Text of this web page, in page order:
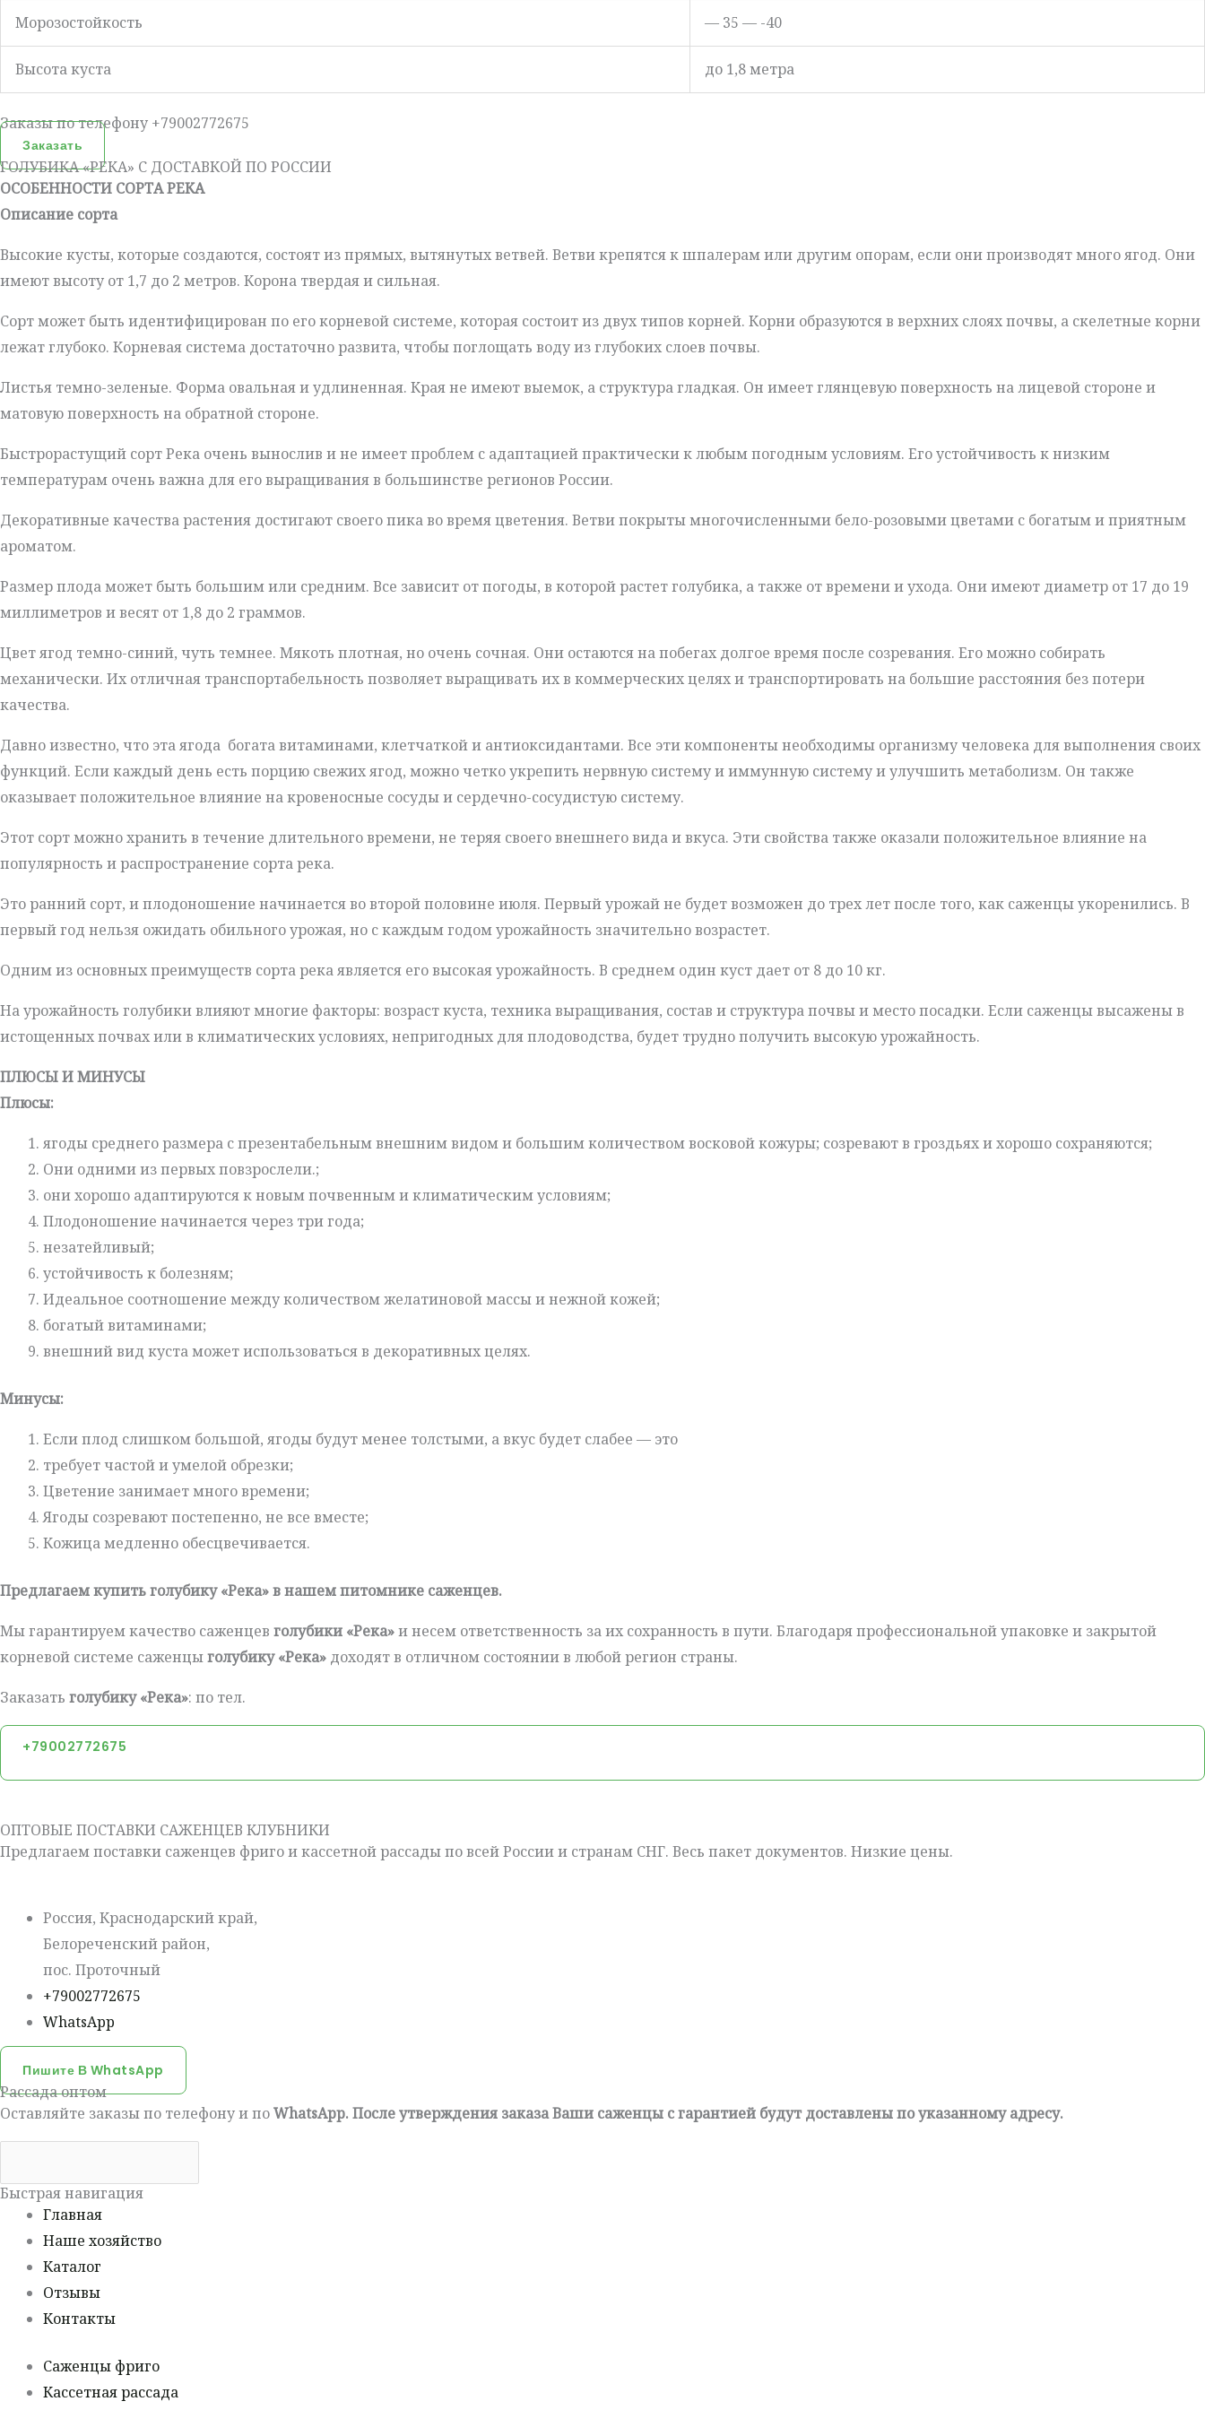
Морозостойкость — 35 — -40
Высота куста до 1,8 метра
Заказы по телефону +79002772675
Заказать
ГОЛУБИКА «РЕКА» С ДОСТАВКОЙ ПО РОССИИ
ОСОБЕННОСТИ СОРТА РЕКА
Описание сорта
Высокие кусты, которые создаются, состоят из прямых, вытянутых ветвей. Ветви крепятся к шпалерам или другим опорам, если они производят много ягод. Они
имеют высоту от 1,7 до 2 метров. Корона твердая и сильная.
Сорт может быть идентифицирован по его корневой системе, которая состоит из двух типов корней. Корни образуются в верхних слоях почвы, а скелетные корни
лежат глубоко. Корневая система достаточно развита, чтобы поглощать воду из глубоких слоев почвы.
Листья темно-зеленые. Форма овальная и удлиненная. Края не имеют выемок, а структура гладкая. Он имеет глянцевую поверхность на лицевой стороне и
матовую поверхность на обратной стороне.
Быстрорастущий сорт Река очень вынослив и не имеет проблем с адаптацией практически к любым погодным условиям. Его устойчивость к низким
температурам очень важна для его выращивания в большинстве регионов России.
Декоративные качества растения достигают своего пика во время цветения. Ветви покрыты многочисленными бело-розовыми цветами с богатым и приятным
ароматом.
Размер плода может быть большим или средним. Все зависит от погоды, в которой растет голубика, а также от времени и ухода. Они имеют диаметр от 17 до 19
миллиметров и весят от 1,8 до 2 граммов.
Цвет ягод темно-синий, чуть темнее. Мякоть плотная, но очень сочная. Они остаются на побегах долгое время после созревания. Его можно собирать
механически. Их отличная транспортабельность позволяет выращивать их в коммерческих целях и транспортировать на большие расстояния без потери
качества.
Давно известно, что эта ягода богата витаминами, клетчаткой и антиоксидантами. Все эти компоненты необходимы организму человека для выполнения своих
функций. Если каждый день есть порцию свежих ягод, можно четко укрепить нервную систему и иммунную систему и улучшить метаболизм. Он также
оказывает положительное влияние на кровеносные сосуды и сердечно-сосудистую систему.
Этот сорт можно хранить в течение длительного времени, не теряя своего внешнего вида и вкуса. Эти свойства также оказали положительное влияние на
популярность и распространение сорта река.
Это ранний сорт, и плодоношение начинается во второй половине июля. Первый урожай не будет возможен до трех лет после того, как саженцы укоренились. В
первый год нельзя ожидать обильного урожая, но с каждым годом урожайность значительно возрастет.
Одним из основных преимуществ сорта река является его высокая урожайность. В среднем один куст дает от 8 до 10 кг.
На урожайность голубики влияют многие факторы: возраст куста, техника выращивания, состав и структура почвы и место посадки. Если саженцы высажены в
истощенных почвах или в климатических условиях, непригодных для плодоводства, будет трудно получить высокую урожайность.
ПЛЮСЫ И МИНУСЫ
Плюсы:
ягоды среднего размера с презентабельным внешним видом и большим количеством восковой кожуры; созревают в гроздьях и хорошо сохраняются;
Они одними из первых повзрослели.;
они хорошо адаптируются к новым почвенным и климатическим условиям;
Плодоношение начинается через три года;
незатейливый;
устойчивость к болезням;
Идеальное соотношение между количеством желатиновой массы и нежной кожей;
богатый витаминами;
внешний вид куста может использоваться в декоративных целях.
Минусы:
Если плод слишком большой, ягоды будут менее толстыми, а вкус будет слабее — это
требует частой и умелой обрезки;
Цветение занимает много времени;
Ягоды созревают постепенно, не все вместе;
Кожица медленно обесцвечивается.
Предлагаем купить голубику «Река» в нашем питомнике саженцев.
Мы гарантируем качество саженцев голубики «Река»и несем ответственность за их сохранность в пути. Благодаря профессиональной упаковке и закрытой
корневой системе саженцыголубику «Река» доходят в отличном состоянии в любой регион страны.
Заказать голубику «Река»: по тел.
+79002772675
ОПТОВЫЕ ПОСТАВКИ САЖЕНЦЕВ КЛУБНИКИ
Предлагаем поставки саженцев фриго и кассетной рассады по всей России и странам СНГ. Весь пакет документов. Низкие цены.
Россия, Краснодарский край,
Белореченский район,
пос. Проточный
+79002772675
WhatsApp
Пишите В WhatsApp
Рассада оптом
Оставляйте заказы по телефону и поWhatsApp. После утверждения заказа Ваши саженцы с гарантией будут доставлены по указанному адресу.
Быстрая навигация
Главная
Наше хозяйство
Каталог
Отзывы
Контакты
Саженцы фриго
Кассетная рассада